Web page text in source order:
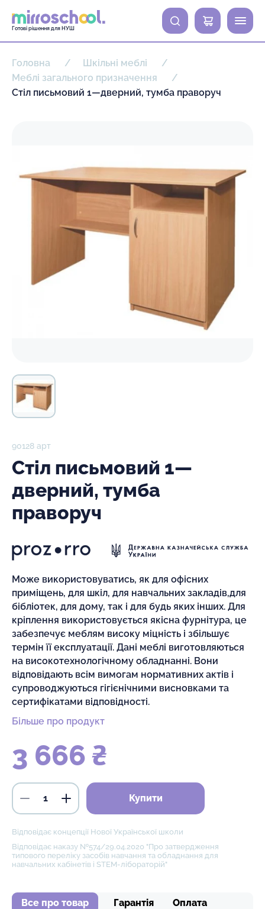
Готові рішення для НУШ
0
Головна
Шкільні меблі
Меблі загального призначення
Стіл письмовий 1—дверний, тумба праворуч
90128 арт
Стіл письмовий 1—
дверний, тумба
праворуч
Може використовуватись, як для офісних
приміщень, для шкіл, для навчальних закладів,для
бібліотек, для дому, так і для будь яких інших. Для
кріплення використовується якісна фурнітура, це
забезпечує меблям високу міцність і збільшує
термін її експлуатації. Дані меблі виготовляються
на високотехнологічному обладнанні. Вони
відповідають всім вимогам нормативних актів і
супроводжуються гігієнічними висновками та
сертифікатами відповідності.
Більше про продукт
3 666 ₴
Купити
Відповідає концепції Нової Української школи
Відповідає наказу №574/29.04.2020 "Про затвердження
типового переліку засобів навчання та обладнання для
навчальних кабінетів і STEM-лібораторій"
Все про товар Гарантія
Оплата